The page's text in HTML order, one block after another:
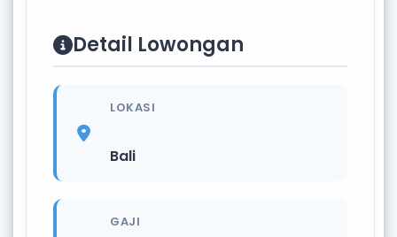
Detail Lowongan
LOKASI
Bali
GAJI